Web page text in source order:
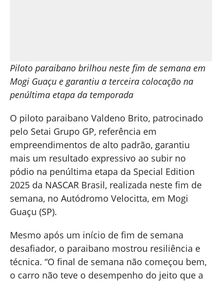
Piloto paraibano brilhou neste fim de semana em
Mogi Guaçu e garantiu a terceira colocação na
penúltima etapa da temporada
O piloto paraibano Valdeno Brito, patrocinado
pelo Setai Grupo GP, referência em
empreendimentos de alto padrão, garantiu
mais um resultado expressivo ao subir no
pódio na penúltima etapa da Special Edition
2025 da NASCAR Brasil, realizada neste fim de
semana, no Autódromo Velocitta, em Mogi
Guaçu (SP).
Mesmo após um início de fim de semana
desafiador, o paraibano mostrou resiliência e
técnica. “O final de semana não começou bem,
o carro não teve o desempenho do jeito que a